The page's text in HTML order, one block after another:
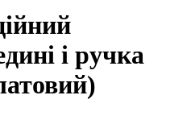
і ручка